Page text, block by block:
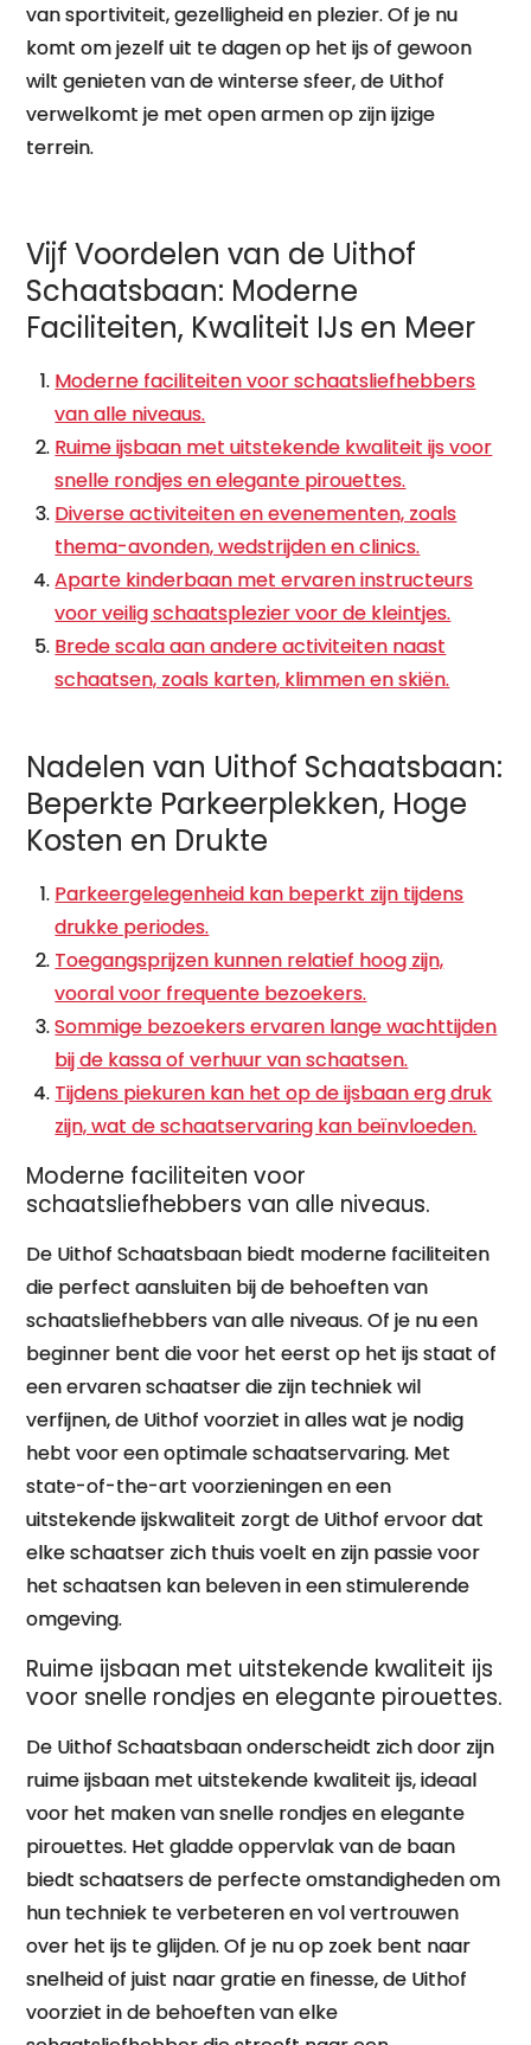
van sportiviteit, gezelligheid en plezier. Of je nu
komt om jezelf uit te dagen op het ijs of gewoon
wilt genieten van de winterse sfeer, de Uithof
verwelkomt je met open armen op zijn ijzige
terrein.
Vijf Voordelen van de Uithof
Schaatsbaan: Moderne
Faciliteiten, Kwaliteit IJs en Meer
Moderne faciliteiten voor schaatsliefhebbers
van alle niveaus.
Ruime ijsbaan met uitstekende kwaliteit ijs voor
snelle rondjes en elegante pirouettes.
Diverse activiteiten en evenementen, zoals
thema-avonden, wedstrijden en clinics.
Aparte kinderbaan met ervaren instructeurs
voor veilig schaatsplezier voor de kleintjes.
Brede scala aan andere activiteiten naast
schaatsen, zoals karten, klimmen en skiën.
Nadelen van Uithof Schaatsbaan:
Beperkte Parkeerplekken, Hoge
Kosten en Drukte
Parkeergelegenheid kan beperkt zijn tijdens
drukke periodes.
Toegangsprijzen kunnen relatief hoog zijn,
vooral voor frequente bezoekers.
Sommige bezoekers ervaren lange wachttijden
bij de kassa of verhuur van schaatsen.
Tijdens piekuren kan het op de ijsbaan erg druk
zijn, wat de schaatservaring kan beïnvloeden.
Moderne faciliteiten voor
schaatsliefhebbers van alle niveaus.
De Uithof Schaatsbaan biedt moderne faciliteiten
die perfect aansluiten bij de behoeften van
schaatsliefhebbers van alle niveaus. Of je nu een
beginner bent die voor het eerst op het ijs staat of
een ervaren schaatser die zijn techniek wil
verfijnen, de Uithof voorziet in alles wat je nodig
hebt voor een optimale schaatservaring. Met
state-of-the-art voorzieningen en een
uitstekende ijskwaliteit zorgt de Uithof ervoor dat
elke schaatser zich thuis voelt en zijn passie voor
het schaatsen kan beleven in een stimulerende
omgeving.
Ruime ijsbaan met uitstekende kwaliteit ijs
voor snelle rondjes en elegante pirouettes.
De Uithof Schaatsbaan onderscheidt zich door zijn
ruime ijsbaan met uitstekende kwaliteit ijs, ideaal
voor het maken van snelle rondjes en elegante
pirouettes. Het gladde oppervlak van de baan
biedt schaatsers de perfecte omstandigheden om
hun techniek te verbeteren en vol vertrouwen
over het ijs te glijden. Of je nu op zoek bent naar
snelheid of juist naar gratie en finesse, de Uithof
voorziet in de behoeften van elke